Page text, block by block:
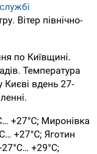
Вітер північно-
по Київщині.
Температура
Києві вдень 27-
+27°С; Миронівка
+27°С; Яготин
+29°С;